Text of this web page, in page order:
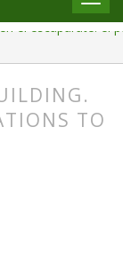
el escaparate: el
TO